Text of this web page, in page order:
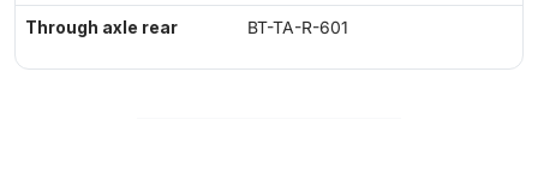
Through axle rear BT-TA-R-601